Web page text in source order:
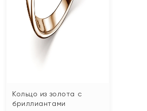
Кольцо из золота с
бриллиантами